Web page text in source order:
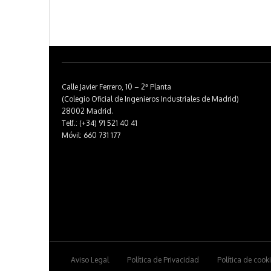
Calle Javier Ferrero, 10 – 2ª Planta
(Colegio Oficial de Ingenieros Industriales de Madrid)
28002 Madrid.
Telf.: (+34) 91 521 40 41
Móvil: 660 731 177
Aviso Legal Política de Privacidad Política de